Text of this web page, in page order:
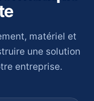
matériel et
une solution
entreprise.